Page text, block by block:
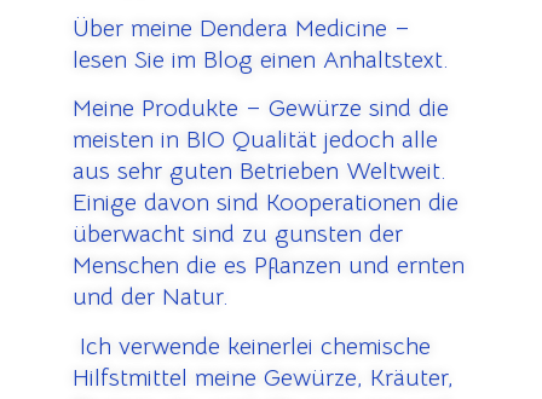
Über meine Dendera Medicine –
lesen Sie im Blog einen Anhaltstext.
Meine Produkte – Gewürze sind die
meisten in BIO Qualität jedoch alle
aus sehr guten Betrieben Weltweit.
Einige davon sind Kooperationen die
überwacht sind zu gunsten der
Menschen die es Pflanzen und ernten
und der Natur.
Ich verwende keinerlei chemische
Hilfstmittel meine Gewürze, Kräuter,